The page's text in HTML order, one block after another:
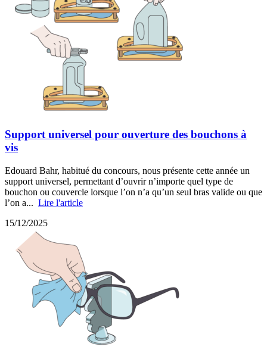
Support universel pour ouverture des bouchons à
vis
Edouard Bahr, habitué du concours, nous présente cette année un
support universel, permettant d’ouvrir n’importe quel type de
bouchon ou couvercle lorsque l’on n’a qu’un seul bras valide ou que
l’on a... Lire l'article
15/12/2025